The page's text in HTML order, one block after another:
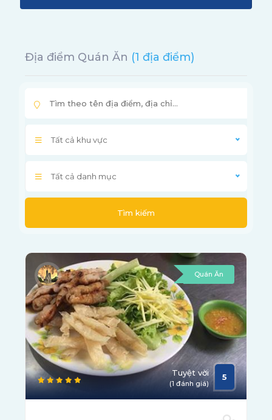
Địa điểm Quán Ăn (1 địa điểm)
Tất cả khu vực
Tất cả danh mục
Tìm kiếm
Quán Ăn
Tuyệt vời
(1 đánh giá)
5